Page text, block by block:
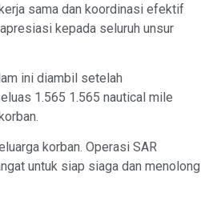
sama dan koordinasi efektif
kepada seluruh unsur
ini diambil setelah
1.565 1.565 nautical mile
korban. Operasi SAR
untuk siap siaga dan menolong